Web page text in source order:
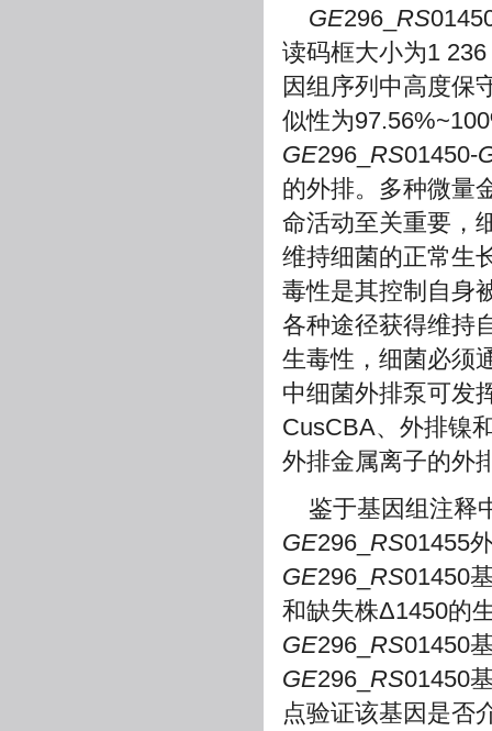
GE296_ RS
读码框大小为1
因组序列中高度保
似性为
GE296_ RS01450-
的外排。多种微量
命活动至关重要，
维持细菌的正常生
毒性是其控制自身
各种途径获得维持
生毒性，细菌必须
中细菌外排泵可发
CusCBA、外排镍
外排金属离子的外
鉴于基因组注释
GE296_ RS01455
GE296_ RS01450
和缺失株Δ1450的
GE296_ RS01450
GE296_ RS01450
点验证该基因是否